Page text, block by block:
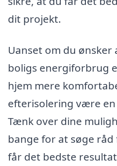
dit projekt.
Uanset om du
boligs energiforbrug
hjem mere
efterisolering være
Tænk over dine
bange for at søge råd
får det bedste